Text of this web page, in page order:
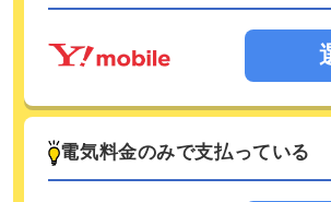
電気料金のみで支払っている